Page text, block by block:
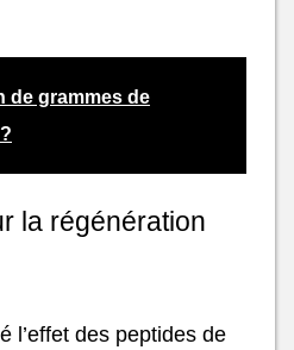
de grammes de
la régénération
l’effet des peptides de